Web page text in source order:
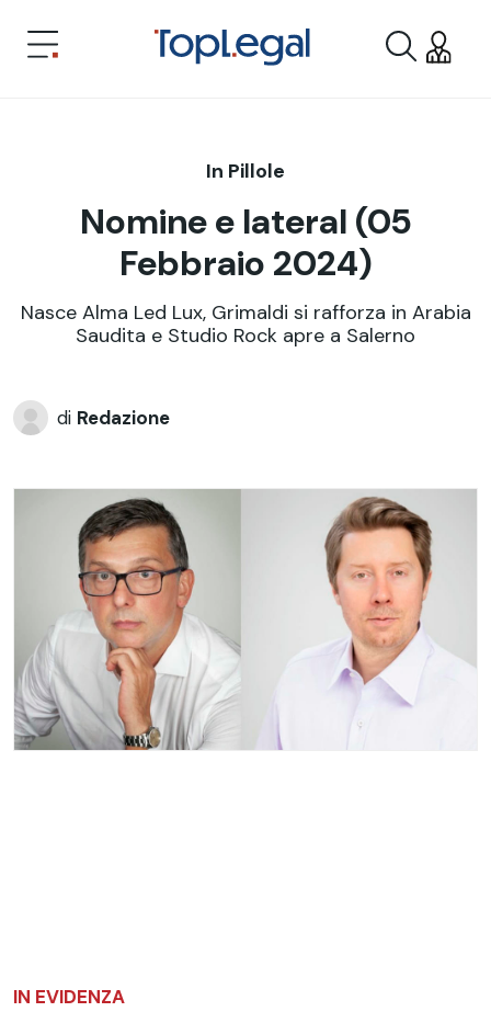
In Pillole
Nomine e lateral (05
Febbraio 2024)
Nasce Alma Led Lux, Grimaldi si rafforza in Arabia
Saudita e Studio Rock apre a Salerno
di Redazione
IN EVIDENZA